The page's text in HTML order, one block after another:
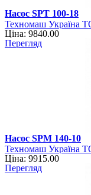
Насос SPT 100-18
Техномаш Україна
Ціна: 9840.00
Перегляд
Насос SPM 140-10
Техномаш Україна
Ціна: 9915.00
Перегляд